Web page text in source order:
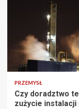
PRZEMYSŁ
Czy doradztwo
zużycie instalacji